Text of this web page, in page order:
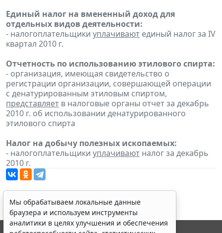
Единый налог на вмененный доход для
отдельных видов деятельности:
- налогоплательщики уплачивают единый налог за IV
квартал 2010 г.
Отчетность по использованию этилового спирта:
- организация, имеющая свидетельство о
регистрации организации, совершающей операции
с денатурированным этиловым спиртом,
представляет в налоговые органы отчет за декабрь
2010 г. об использовании денатурированного
этилового спирта
Налог на добычу полезных ископаемых:
- налогоплательщики уплачивают налог за декабрь
2010 г.
Мы обрабатываем локальные данные
браузера и используем инструменты
аналитики в целях улучшения и обеспечения